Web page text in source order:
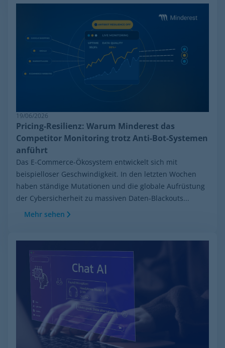
19/06/2026
Pricing-Resilienz: Warum Minderest das
Competitor Monitoring trotz Anti-Bot-Systemen
anführt
Das E-Commerce-Ökosystem entwickelt sich mit
beispielloser Geschwindigkeit. In den letzten Wochen
haben ständige Mutationen und die globale Aufrüstung
der Cybersicherheit zu massiven Daten-Blackouts...
Mehr sehen